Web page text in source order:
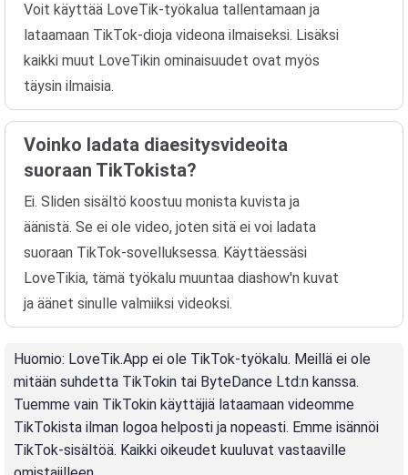
Voit käyttää LoveTik-työkalua tallentamaan ja
lataamaan TikTok-dioja videona ilmaiseksi. Lisäksi
kaikki muut LoveTikin ominaisuudet ovat myös
täysin ilmaisia.
Voinko ladata diaesitysvideoita
suoraan TikTokista?
Ei. Sliden sisältö koostuu monista kuvista ja
äänistä. Se ei ole video, joten sitä ei voi ladata
suoraan TikTok-sovelluksessa. Käyttäessäsi
LoveTikia, tämä työkalu muuntaa diashow'n kuvat
ja äänet sinulle valmiiksi videoksi.
Huomio: LoveTik.App ei ole TikTok-työkalu. Meillä ei ole
mitään suhdetta TikTokin tai ByteDance Ltd:n kanssa.
Tuemme vain TikTokin käyttäjiä lataamaan videomme
TikTokista ilman logoa helposti ja nopeasti. Emme isännöi
TikTok-sisältöä. Kaikki oikeudet kuuluvat vastaaville